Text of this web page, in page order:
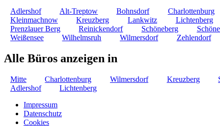
Adlershof Alt-Treptow Bohnsdorf
Charlottenburg
Kleinmachnow
Kreuzberg Lankwitz
Lichtenberg
Prenzlauer Berg
Reinickendorf Schöneberg
Weißensee
Wilhelmsruh Wilmersdorf Zehlendorf
Alle Büros anzeigen in
Mitte Charlottenburg Wilmersdorf Kreuzberg
Adlershof
Lichtenberg
Impressum
Datenschutz
Cookies